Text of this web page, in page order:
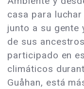
casa para
junto a su gente
de sus
participado en
climáticos
Guåhan, está